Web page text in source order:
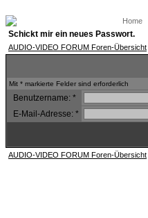
Home
Schickt mir ein neues Passwort.
AUDIO-VIDEO FORUM Foren-Übersicht
Mit * markierte Felder sind erforderlich
Benutzername: *
E-Mail-Adresse: *
AUDIO-VIDEO FORUM Foren-Übersicht